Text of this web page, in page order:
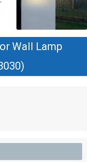
Wall Lamp